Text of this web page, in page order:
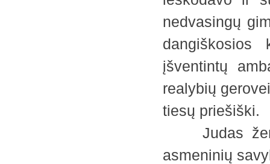
nedvasingų
įšventintų
realybių
tiesų priešiški.
Judas
asmeninių